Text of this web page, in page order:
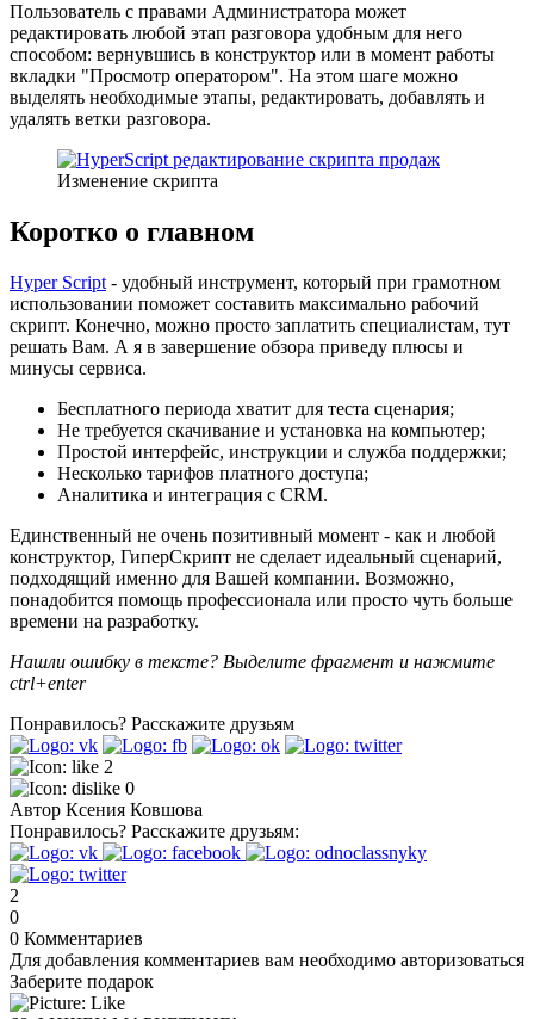
Пользователь с правами Администратора может
редактировать любой этап разговора удобным для него
способом: вернувшись в конструктор или в момент работы
вкладки "Просмотр оператором". На этом шаге можно
выделять необходимые этапы, редактировать, добавлять и
удалять ветки разговора.
Изменение скрипта
Коротко о главном
Hyper Script - удобный инструмент, который при грамотном
использовании поможет составить максимально рабочий
скрипт. Конечно, можно просто заплатить специалистам, тут
решать Вам. А я в завершение обзора приведу плюсы и
минусы сервиса.
Бесплатного периода хватит для теста сценария;
Не требуется скачивание и установка на компьютер;
Простой интерфейс, инструкции и служба поддержки;
Несколько тарифов платного доступа;
Аналитика и интеграция с CRM.
Единственный не очень позитивный момент - как и любой
конструктор, ГиперСкрипт не сделает идеальный сценарий,
подходящий именно для Вашей компании. Возможно,
понадобится помощь профессионала или просто чуть больше
времени на разработку.
Нашли ошибку в тексте? Выделите фрагмент и нажмите
ctrl+enter
Понравилось? Расскажите друзьям
2
0
Автор Ксения Ковшова
Понравилось? Расскажите друзьям:
2
0
0 Комментариев
Для добавления комментариев вам необходимо авторизоваться
Заберите подарок